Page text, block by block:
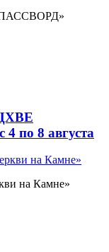
по 8 августа
на Камне»